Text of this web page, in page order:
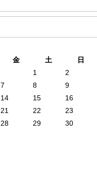
金 土
日
1
2
7 8
9
14 15
16
21 22
23
28 29
30